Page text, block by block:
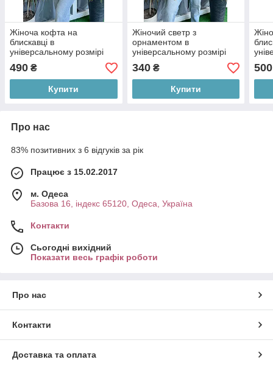
Жіноча кофта на
блискавці в
універсальному розмірі
46-52
490 ₴
Купити
Жіночий светр з
орнаментом в
універсальному розмірі
46-52
340₴
Купити
46-
500
Про нас
83% позитивних з 6 відгуків за рік
Працює з 15.02.2017
м. Одеса
Базова 16, індекс 65120, Одеса, Україна
Контакти
Сьогодні вихідний
Показати весь графік роботи
Про нас
Контакти
Доставка та оплата